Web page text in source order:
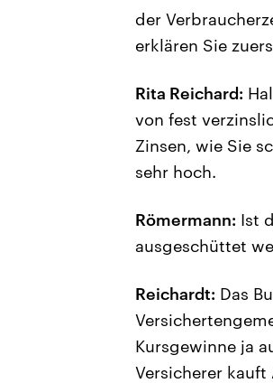
der
erklären Sie
Rita Reichard:
von fest
Zinsen, wie Sie
sehr hoch.
Römermann: Ist
ausgeschüttet
Reichardt: Das
Kursgewinne ja
Versicherer